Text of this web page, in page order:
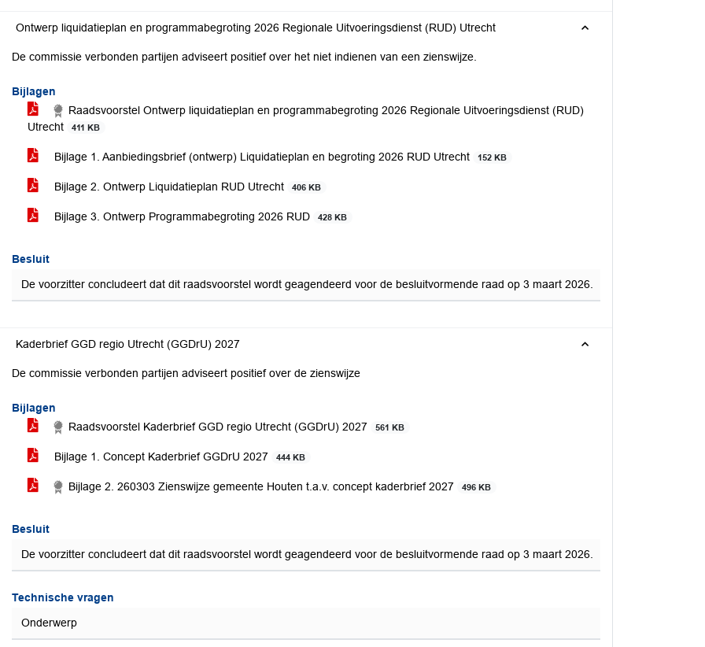
Ontwerp liquidatieplan en programmabegroting 2026 Regionale Uitvoeringsdienst (RUD) Utrecht
De commissie verbonden partijen adviseert positief over het niet indienen van een zienswijze.
Bijlagen
Raadsvoorstel Ontwerp liquidatieplan en programmabegroting 2026 Regionale Uitvoeringsdienst (RUD)
Utrecht
411 KB
Bijlage 1. Aanbiedingsbrief (ontwerp) Liquidatieplan en begroting 2026 RUD Utrecht 152 KB
Bijlage 2. Ontwerp Liquidatieplan RUD Utrecht 406 KB
Bijlage 3. Ontwerp Programmabegroting 2026 RUD 428 KB
Besluit
De voorzitter concludeert dat dit raadsvoorstel wordt geagendeerd voor de besluitvormende raad op 3 maart 2026.
Kaderbrief GGD regio Utrecht (GGDrU) 2027
De commissie verbonden partijen adviseert positief over de zienswijze
Bijlagen
Raadsvoorstel Kaderbrief GGD regio Utrecht (GGDrU) 2027
561 KB
Bijlage 1. Concept Kaderbrief GGDrU 2027 444 KB
Bijlage 2. 260303 Zienswijze gemeente Houten t.a.v. concept kaderbrief 2027 496 KB
Besluit
De voorzitter concludeert dat dit raadsvoorstel wordt geagendeerd voor de besluitvormende raad op 3 maart 2026.
Technische vragen
Onderwerp